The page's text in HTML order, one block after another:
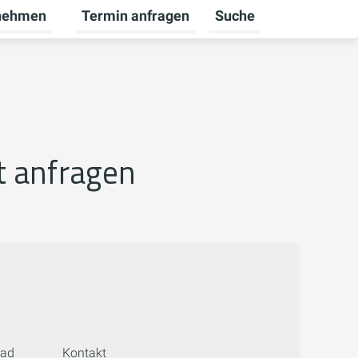
umschalten
für Karriere umschalten
Untermenü für Unternehmen umschalten
Termin anfragen Suche
anfragen
Kontakt